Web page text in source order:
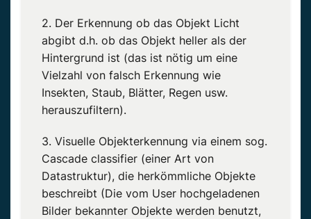
2. Der Erkennung ob das Objekt Licht
abgibt d.h. ob das Objekt heller als der
Hintergrund ist (das ist nötig um eine
Vielzahl von falsch Erkennung wie
Insekten, Staub, Blätter, Regen usw.
herauszufiltern).
3. Visuelle Objekterkennung via einem sog.
Cascade classifier (einer Art von
Datastruktur), die herkömmliche Objekte
beschreibt (Die vom User hochgeladenen
Bilder bekannter Objekte werden benutzt,